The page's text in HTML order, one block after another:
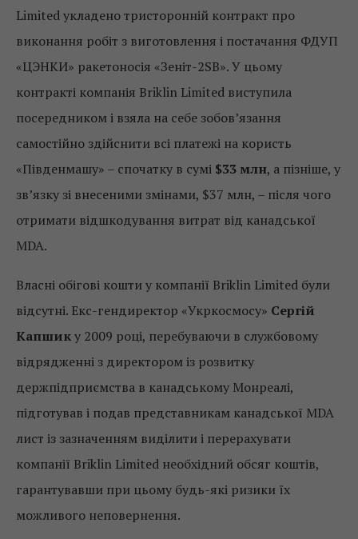
Limited укладено тристоронній контракт про
виконання робіт з виготовлення і постачання ФДУП
«ЦЭНКИ» ракетоносія «Зеніт-2SB». У цьому
контракті компанія Briklin Limited виступила
посередником і взяла на себе зобов’язання
самостійно здійснити всі платежі на користь
«Південмашу» – спочатку в сумі $33 млн, а пізніше, у
зв’язку зі внесеними змінами, $37 млн, – після чого
отримати відшкодування витрат від канадської
MDA.
Власні обігові кошти у компанії Briklin Limited були
відсутні. Екс-гендиректор «Укркосмосу» Сергій
Капшику 2009 році, перебуваючи в службовому
відрядженні з директором із розвитку
держпідприємства в канадському Монреалі,
підготував і подав представникам канадської MDA
лист із зазначенням виділити і перерахувати
компанії Briklin Limited необхідний обсяг коштів,
гарантувавши при цьому будь-які ризики їх
можливого неповернення.